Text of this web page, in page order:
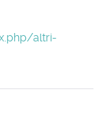
altri-